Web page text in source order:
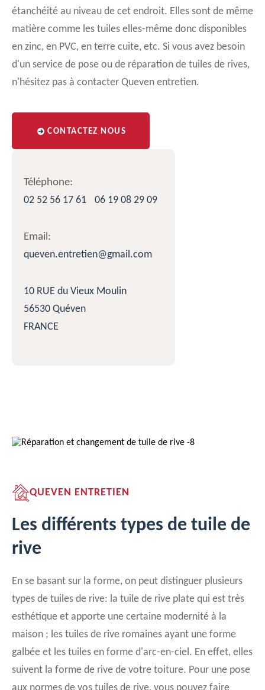
étanchéité au niveau de cet endroit. Elles sont de même
matière comme les tuiles elles-même donc disponibles
en zinc, en PVC, en terre cuite, etc. Si vous avez besoin
d'un service de pose ou de réparation de tuiles de rives,
n'hésitez pas à contacter Queven entretien.
CONTACTEZ NOUS
Téléphone:
02 52 56 17 61
06 19 08 29 09
Email:
queven.entretien@gmail.com
10 RUE du Vieux Moulin
56530 Quéven
FRANCE
QUEVEN ENTRETIEN
Les différents types de tuile de
rive
En se basant sur la forme, on peut distinguer plusieurs
types de tuiles de rive: la tuile de rive plate qui est très
esthétique et apporte une certaine modernité à la
maison ; les tuiles de rive romaines ayant une forme
galbée et les tuiles en forme d'arc-en-ciel. En effet, elles
suivent la forme de rive de votre toiture. Pour une pose